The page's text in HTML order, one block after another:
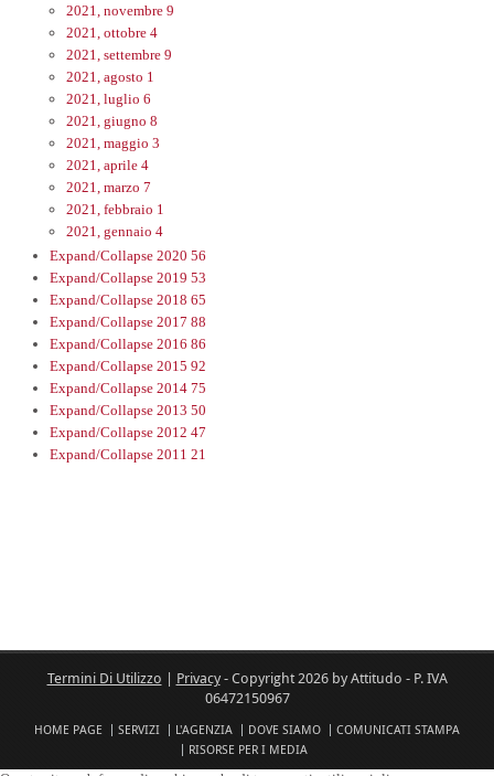
2021, novembre 9
2021, ottobre 4
2021, settembre 9
2021, agosto 1
2021, luglio 6
2021, giugno 8
2021, maggio 3
2021, aprile 4
2021, marzo 7
2021, febbraio 1
2021, gennaio 4
Expand/Collapse 2020 56
Expand/Collapse 2019 53
Expand/Collapse 2018 65
Expand/Collapse 2017 88
Expand/Collapse 2016 86
Expand/Collapse 2015 92
Expand/Collapse 2014 75
Expand/Collapse 2013 50
Expand/Collapse 2012 47
Expand/Collapse 2011 21
Termini Di Utilizzo | Privacy-Copyright 2026 by Attitudo - P. IVA
06472150967
HOME PAGE SERVIZI L'AGENZIA DOVE SIAMO
COMUNICATI STAMPA
RISORSE PER I MEDIA